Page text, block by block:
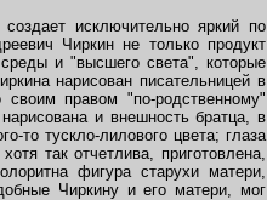
исключительно яркий по
Чиркин не только продукт
и "высшего света", которые
нарисован писательницей в
своим правом "по-родственному"
и внешность братца, в
то тускло-лилового цвета; глаза
так отчетлива, приготовлена,
фигура старухи матери,
Чиркину и его матери, мог